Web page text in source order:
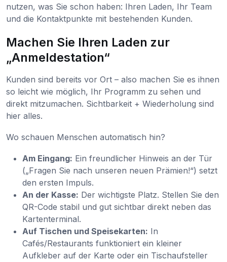
nutzen, was Sie schon haben: Ihren Laden, Ihr Team
und die Kontaktpunkte mit bestehenden Kunden.
Machen Sie Ihren Laden zur
„Anmeldestation“
Kunden sind bereits vor Ort – also machen Sie es ihnen
so leicht wie möglich, Ihr Programm zu sehen und
direkt mitzumachen. Sichtbarkeit + Wiederholung sind
hier alles.
Wo schauen Menschen automatisch hin?
Am Eingang: Ein freundlicher Hinweis an der Tür
(„Fragen Sie nach unseren neuen Prämien!“) setzt
den ersten Impuls.
An der Kasse: Der wichtigste Platz. Stellen Sie den
QR-Code stabil und gut sichtbar direkt neben das
Kartenterminal.
Auf Tischen und Speisekarten: In
Cafés/Restaurants funktioniert ein kleiner
Aufkleber auf der Karte oder ein Tischaufsteller